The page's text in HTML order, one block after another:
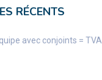
RÉCENTS
avec conjoints = TVA